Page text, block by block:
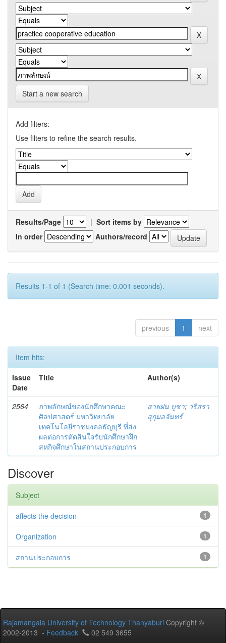
Start a new search
Add filters:
Use filters to refine the search results.
Results/Page | Sort items by
In order
Authors/record
Results 1-1 of 1 (Search time: 0.001 seconds).
previous 1 next
Item hits:
Issue
Date
Title Author(s)
2564
ภาพลักษณ์ของนักศึกษาคณะ
ศิลปศาสตร์ มหาวิทยาลัย
เทคโนโลยีราชมงคลธัญบุรี ที่ส่ง
ผลต่อการตัดสินใจรับนักศึกษาฝึก
สหกิจศึกษาในสถานประกอบการ
สายฝน บูชา; วริสรา
สุกุมลจันทร์
Discover
Subject
1
affects the decision
1
Organization
1
สถานประกอบการ
Rajamangala University of Technology Thanyaburi Copyright ©
2002-2013 - Feedback 02 549 3655